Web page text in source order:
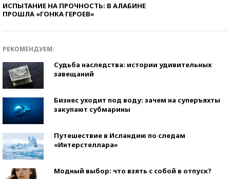
ИСПЫТАНИЕ НА ПРОЧНОСТЬ: В АЛАБИНЕ
ПРОШЛА «ГОНКА ГЕРОЕВ»
РЕКОМЕНДУЕМ:
Судьба наследства: истории удивительных
завещаний
Бизнес уходит под воду: зачем на суперъяхты
закупают субмарины
Путешествие в Исландию по следам
«Интерстеллара»
Модный выбор: что взять с собой в отпуск?